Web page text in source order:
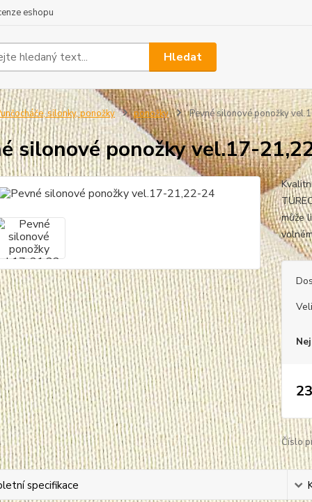
eshopu
Hledat
silonky, ponožky ponožky Pevné silonové ponožky
silonové ponožky vel.17-
může
Číslo
specifikace